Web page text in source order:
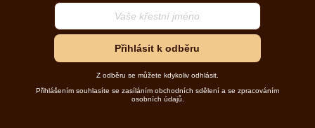
Přihlásit k odběru
Z odběru se můžete kdykoliv odhlásit.
Přihlášením souhlasíte se zasíláním obchodních sdělení a se zpracováním
osobních údajů.